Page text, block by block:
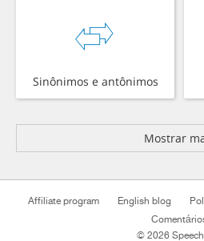
Sinônimos e antônimos
Mostrar
Affiliate program English blog
© 2026